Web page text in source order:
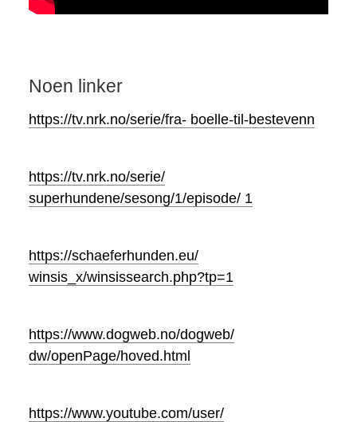
Noen linker
https://tv.nrk.no/serie/fra- boelle-til-bestevenn
https://tv.nrk.no/serie/
superhundene/sesong/1/episode/ 1
https://schaeferhunden.eu/
winsis_x/winsissearch.php?tp=1
https://www.dogweb.no/dogweb/
dw/openPage/hoved.html
https://www.youtube.com/user/